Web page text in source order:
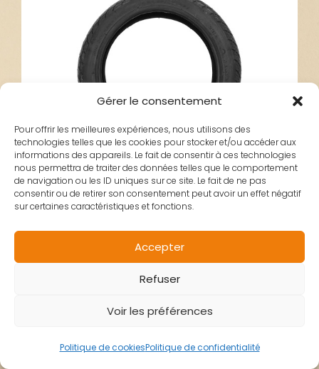
Gérer le consentement
Pour offrir les meilleures expériences, nous utilisons des
technologies telles que les cookies pour stocker et/ou accéder aux
informations des appareils. Le fait de consentir à ces technologies
nous permettra de traiter des données telles que le comportement
de navigation ou les ID uniques sur ce site. Le fait de ne pas
consentir ou de retirer son consentement peut avoir un effet négatif
sur certaines caractéristiques et fonctions.
Accepter
Refuser
Voir les préférences
Politique de cookiesPolitique de confidentialité
PNEU 14X1.95
CHAOYANG